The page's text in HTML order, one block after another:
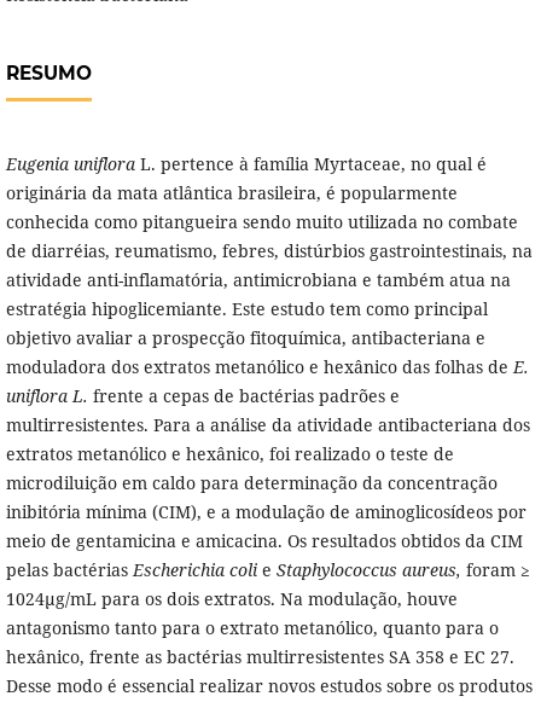
RESUMO
Eugenia uniflora L. pertence à família Myrtaceae, no qual é
originária da mata atlântica brasileira, é popularmente
conhecida como pitangueira sendo muito utilizada no combate
de diarréias, reumatismo, febres, distúrbios gastrointestinais, na
atividade anti-inflamatória, antimicrobiana e também atua na
estratégia hipoglicemiante. Este estudo tem como principal
objetivo avaliar a prospecção fitoquímica, antibacteriana e
moduladora dos extratos metanólico e hexânico das folhas deE.
uniflora L. frente a cepas de bactérias padrões e
multirresistentes. Para a análise da atividade antibacteriana dos
extratos metanólico e hexânico, foi realizado o teste de
microdiluição em caldo para determinação da concentração
inibitória mínima (CIM), e a modulação de aminoglicosídeos por
meio de gentamicina e amicacina. Os resultados obtidos da CIM
pelas bactériasEscherichia colie Staphylococcus aureus, foram ≥
1024µg/mL para os dois extratos. Na modulação, houve
antagonismo tanto para o extrato metanólico, quanto para o
hexânico, frente as bactérias multirresistentes SA 358 e EC 27.
Desse modo é essencial realizar novos estudos sobre os produtos